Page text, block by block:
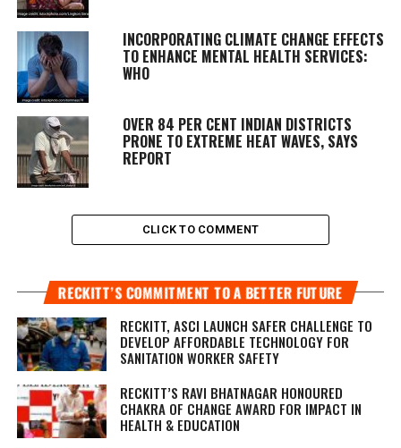
INCORPORATING CLIMATE CHANGE EFFECTS
TO ENHANCE MENTAL HEALTH SERVICES:
WHO
OVER 84 PER CENT INDIAN DISTRICTS
PRONE TO EXTREME HEAT WAVES, SAYS
REPORT
CLICK TO COMMENT
RECKITT’S COMMITMENT TO A BETTER FUTURE
RECKITT, ASCI LAUNCH SAFER CHALLENGE TO
DEVELOP AFFORDABLE TECHNOLOGY FOR
SANITATION WORKER SAFETY
RECKITT’S RAVI BHATNAGAR HONOURED
CHAKRA OF CHANGE AWARD FOR IMPACT IN
HEALTH & EDUCATION